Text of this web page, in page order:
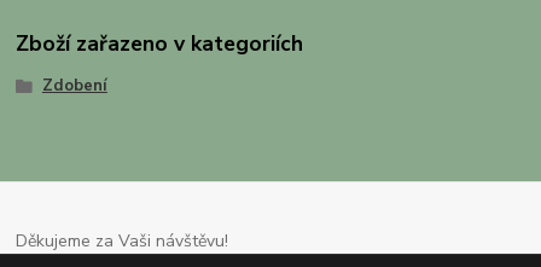
Zboží zařazeno v kategoriích
Zdobení
Děkujeme za Vaši návštěvu!